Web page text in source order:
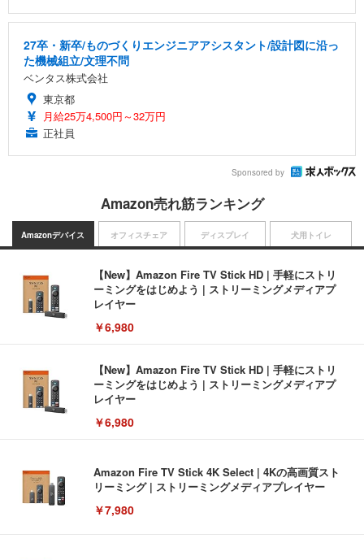
27卒・新卒/ものづくりエンジニアアシスタント/設計図に沿っ
た機械組立/文理不問
ベンタス株式会社
東京都
月給25万4,500円～32万円
正社員
Sponsored by
Amazon売れ筋ランキング
Amazonデバイス
【New】Amazon Fire TV Stick HD | 手軽にストリ
ーミングをはじめよう | ストリーミングメディアプ
レイヤー
￥6,980
【New】Amazon Fire TV Stick HD | 手軽にストリ
ーミングをはじめよう | ストリーミングメディアプ
レイヤー
￥6,980
Amazon Fire TV Stick 4K Select | 4Kの高画質スト
リーミング | ストリーミングメディアプレイヤー
￥7,980
オフィスチェア ディスプレイ 犬用トイレ